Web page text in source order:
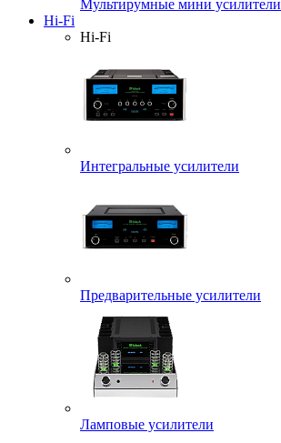
Мультирумные мини усилители
Hi-Fi
Hi-Fi
Интегральные усилители
Предварительные усилители
Ламповые усилители